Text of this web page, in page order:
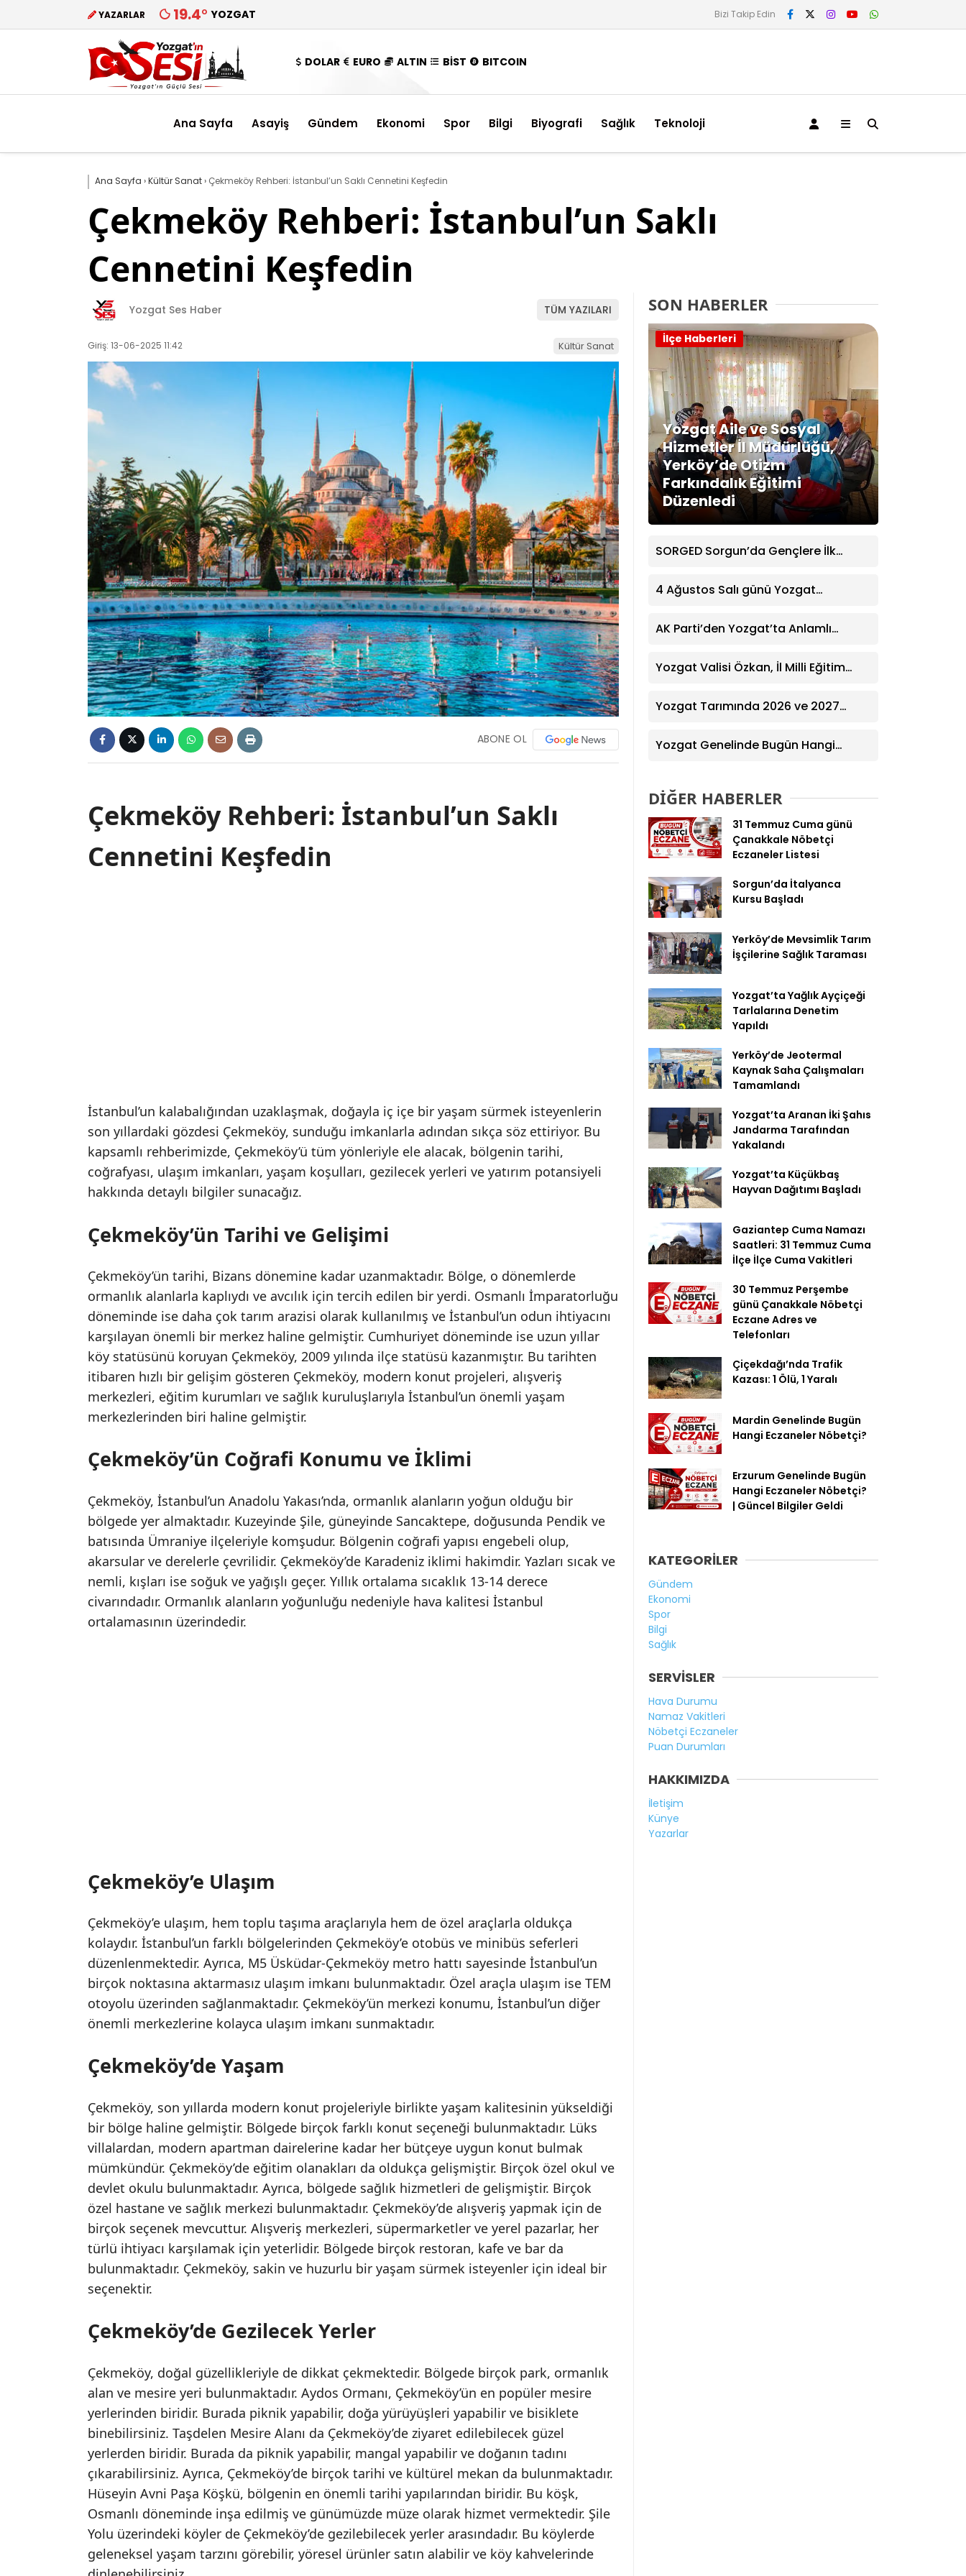
YAZARLAR 19.4° YOZGAT Bizi Takip Edin
DOLAR EURO ALTIN BİST BITCOIN
Ana Sayfa Asayiş Gündem Ekonomi Spor Bilgi Biyografi Sağlık Teknoloji
Ana Sayfa ›Kültür Sanat› Çekmeköy Rehberi: İstanbul’un Saklı Cennetini Keşfedin
Çekmeköy Rehberi: İstanbul’un Saklı
Cennetini Keşfedin
Yozgat Ses Haber TÜM YAZILARI
Giriş: 13-06-2025 11:42 Kültür Sanat
ABONE OL
Çekmeköy Rehberi: İstanbul’un Saklı
Cennetini Keşfedin
İstanbul’un kalabalığından uzaklaşmak, doğayla iç içe bir yaşam sürmek isteyenlerin
son yıllardaki gözdesi Çekmeköy, sunduğu imkanlarla adından sıkça söz ettiriyor. Bu
kapsamlı rehberimizde, Çekmeköy’ü tüm yönleriyle ele alacak, bölgenin tarihi,
coğrafyası, ulaşım imkanları, yaşam koşulları, gezilecek yerleri ve yatırım potansiyeli
hakkında detaylı bilgiler sunacağız.
Çekmeköy’ün Tarihi ve Gelişimi
Çekmeköy’ün tarihi, Bizans dönemine kadar uzanmaktadır. Bölge, o dönemlerde
ormanlık alanlarla kaplıydı ve avcılık için tercih edilen bir yerdi. Osmanlı İmparatorluğu
döneminde ise daha çok tarım arazisi olarak kullanılmış ve İstanbul’un odun ihtiyacını
karşılayan önemli bir merkez haline gelmiştir. Cumhuriyet döneminde ise uzun yıllar
köy statüsünü koruyan Çekmeköy, 2009 yılında ilçe statüsü kazanmıştır. Bu tarihten
itibaren hızlı bir gelişim gösteren Çekmeköy, modern konut projeleri, alışveriş
merkezleri, eğitim kurumları ve sağlık kuruluşlarıyla İstanbul’un önemli yaşam
merkezlerinden biri haline gelmiştir.
Çekmeköy’ün Coğrafi Konumu ve İklimi
Çekmeköy, İstanbul’un Anadolu Yakası’nda, ormanlık alanların yoğun olduğu bir
bölgede yer almaktadır. Kuzeyinde Şile, güneyinde Sancaktepe, doğusunda Pendik ve
batısında Ümraniye ilçeleriyle komşudur. Bölgenin coğrafi yapısı engebeli olup,
akarsular ve derelerle çevrilidir. Çekmeköy’de Karadeniz iklimi hakimdir. Yazları sıcak ve
nemli, kışları ise soğuk ve yağışlı geçer. Yıllık ortalama sıcaklık 13-14 derece
civarındadır. Ormanlık alanların yoğunluğu nedeniyle hava kalitesi İstanbul
ortalamasının üzerindedir.
Çekmeköy’e Ulaşım
Çekmeköy’e ulaşım, hem toplu taşıma araçlarıyla hem de özel araçlarla oldukça
kolaydır. İstanbul’un farklı bölgelerinden Çekmeköy’e otobüs ve minibüs seferleri
düzenlenmektedir. Ayrıca, M5 Üsküdar-Çekmeköy metro hattı sayesinde İstanbul’un
birçok noktasına aktarmasız ulaşım imkanı bulunmaktadır. Özel araçla ulaşım ise TEM
otoyolu üzerinden sağlanmaktadır. Çekmeköy’ün merkezi konumu, İstanbul’un diğer
önemli merkezlerine kolayca ulaşım imkanı sunmaktadır.
Çekmeköy’de Yaşam
Çekmeköy, son yıllarda modern konut projeleriyle birlikte yaşam kalitesinin yükseldiği
bir bölge haline gelmiştir. Bölgede birçok farklı konut seçeneği bulunmaktadır. Lüks
villalardan, modern apartman dairelerine kadar her bütçeye uygun konut bulmak
mümkündür. Çekmeköy’de eğitim olanakları da oldukça gelişmiştir. Birçok özel okul ve
devlet okulu bulunmaktadır. Ayrıca, bölgede sağlık hizmetleri de gelişmiştir. Birçok
özel hastane ve sağlık merkezi bulunmaktadır. Çekmeköy’de alışveriş yapmak için de
birçok seçenek mevcuttur. Alışveriş merkezleri, süpermarketler ve yerel pazarlar, her
türlü ihtiyacı karşılamak için yeterlidir. Bölgede birçok restoran, kafe ve bar da
bulunmaktadır. Çekmeköy, sakin ve huzurlu bir yaşam sürmek isteyenler için ideal bir
seçenektir.
Çekmeköy’de Gezilecek Yerler
Çekmeköy, doğal güzellikleriyle de dikkat çekmektedir. Bölgede birçok park, ormanlık
alan ve mesire yeri bulunmaktadır. Aydos Ormanı, Çekmeköy’ün en popüler mesire
yerlerinden biridir. Burada piknik yapabilir, doğa yürüyüşleri yapabilir ve bisiklete
binebilirsiniz. Taşdelen Mesire Alanı da Çekmeköy’de ziyaret edilebilecek güzel
yerlerden biridir. Burada da piknik yapabilir, mangal yapabilir ve doğanın tadını
çıkarabilirsiniz. Ayrıca, Çekmeköy’de birçok tarihi ve kültürel mekan da bulunmaktadır.
Hüseyin Avni Paşa Köşkü, bölgenin en önemli tarihi yapılarından biridir. Bu köşk,
Osmanlı döneminde inşa edilmiş ve günümüzde müze olarak hizmet vermektedir. Şile
Yolu üzerindeki köyler de Çekmeköy’de gezilebilecek yerler arasındadır. Bu köylerde
geleneksel yaşam tarzını görebilir, yöresel ürünler satın alabilir ve köy kahvelerinde
SON HABERLER
Yozgat Aile ve Sosyal
Hizmetler İl Müdürlüğü,
Yerköy’de Otizm
Farkındalık Eğitimi
Düzenledi
İlçe Haberleri
SORGED Sorgun’da Gençlere İlk
4 Ağustos Salı günü Yozgat
Eczane
AK Parti’den Yozgat’ta Anlamlı
Dernek Üyeleriyle Buluştu
Yozgat Valisi Özkan, İl Milli Eğitim
Yozgat Tarımında 2026 ve 2027
Yozgat Genelinde Bugün Hangi
DİĞER HABERLER
31 Temmuz Cuma günü
Çanakkale Nöbetçi
Eczaneler Listesi
Sorgun’da İtalyanca
Kursu Başladı
Yerköy’de Mevsimlik Tarım
İşçilerine Sağlık Taraması
Yozgat’ta Yağlık Ayçiçeği
Tarlalarına Denetim
Yapıldı
Yerköy’de Jeotermal
Kaynak Saha Çalışmaları
Tamamlandı
Yozgat’ta Aranan İki Şahıs
Jandarma Tarafından
Yakalandı
Yozgat’ta Küçükbaş
Hayvan Dağıtımı Başladı
Gaziantep Cuma Namazı
Saatleri: 31 Temmuz Cuma
İlçe İlçe Cuma Vakitleri
30 Temmuz Perşembe
günü Çanakkale Nöbetçi
Eczane Adres ve
Telefonları
Çiçekdağı’nda Trafik
Kazası: 1 Ölü, 1 Yaralı
Mardin Genelinde Bugün
Hangi Eczaneler Nöbetçi?
Erzurum Genelinde Bugün
Hangi Eczaneler Nöbetçi?
| Güncel Bilgiler Geldi
KATEGORİLER
Gündem
Ekonomi
Spor
Bilgi
Sağlık
SERVİSLER
Hava Durumu
Namaz Vakitleri
Nöbetçi Eczaneler
Puan Durumları
HAKKIMIZDA
İletişim
Künye
Yazarlar